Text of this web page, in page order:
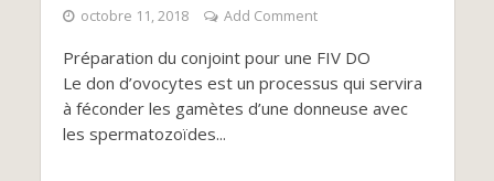
octobre 11, 2018 Add Comment
Préparation du conjoint pour une FIV DO
Le don d’ovocytes est un processus qui servira
à féconder les gamètes d’une donneuse avec
les spermatozoïdes...